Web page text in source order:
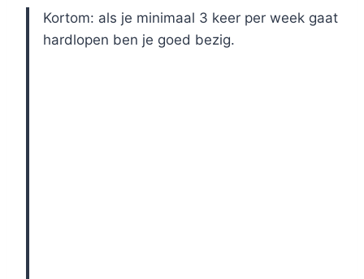
Kortom: als je minimaal 3 keer per week gaat
hardlopen ben je goed bezig.